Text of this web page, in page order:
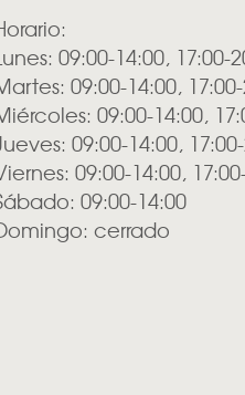
09:00-14:00, 17:00-
09:00-14:00,
09:00-14:00,
09:00-14:00,
09:00-14:00,
09:00-14:00
cerrado